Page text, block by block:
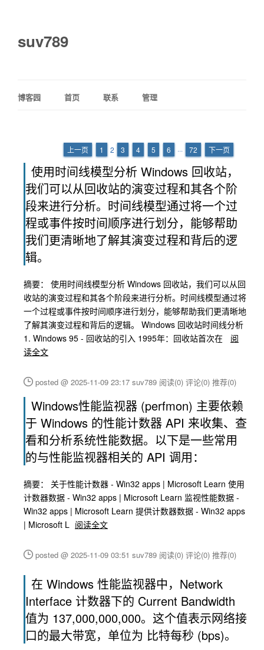
suv789
博客园 首页 联系 管理
上一页 1 2 3 4 5 6 ··· 72 下一页
使用时间线模型分析 Windows 回收站，
我们可以从回收站的演变过程和其各个阶
段来进行分析。时间线模型通过将一个过
程或事件按时间顺序进行划分，能够帮助
我们更清晰地了解其演变过程和背后的逻
辑。
摘要： 使用时间线模型分析 Windows 回收站，我们可以从回
收站的演变过程和其各个阶段来进行分析。时间线模型通过将
一个过程或事件按时间顺序进行划分，能够帮助我们更清晰地
了解其演变过程和背后的逻辑。 Windows 回收站时间线分析
1. Windows 95 - 回收站的引入 1995年：回收站首次在
阅
读全文
posted @ 2025-11-09 23:17 suv789 阅读(0) 评论(0) 推荐(0)
Windows性能监视器 (perfmon) 主要依赖
于 Windows 的性能计数器 API 来收集、查
看和分析系统性能数据。以下是一些常用
的与性能监视器相关的 API 调用：
摘要： 关于性能计数器 - Win32 apps | Microsoft Learn 使用
计数器数据 - Win32 apps | Microsoft Learn 监视性能数据 -
Win32 apps | Microsoft Learn 提供计数器数据 - Win32 apps
| Microsoft L 阅读全文
posted @ 2025-11-09 03:51 suv789 阅读(0) 评论(0) 推荐(0)
在 Windows 性能监视器中，Network
Interface 计数器下的 Current Bandwidth
值为 137,000,000,000。这个值表示网络接
口的最大带宽，单位为 比特每秒 (bps)。